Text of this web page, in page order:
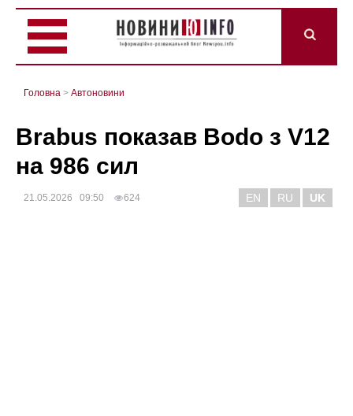
Головна > Автоновини
Brabus показав Bodo з V12
на 986 сил
21.05.2026 09:50 624 EN RU UK